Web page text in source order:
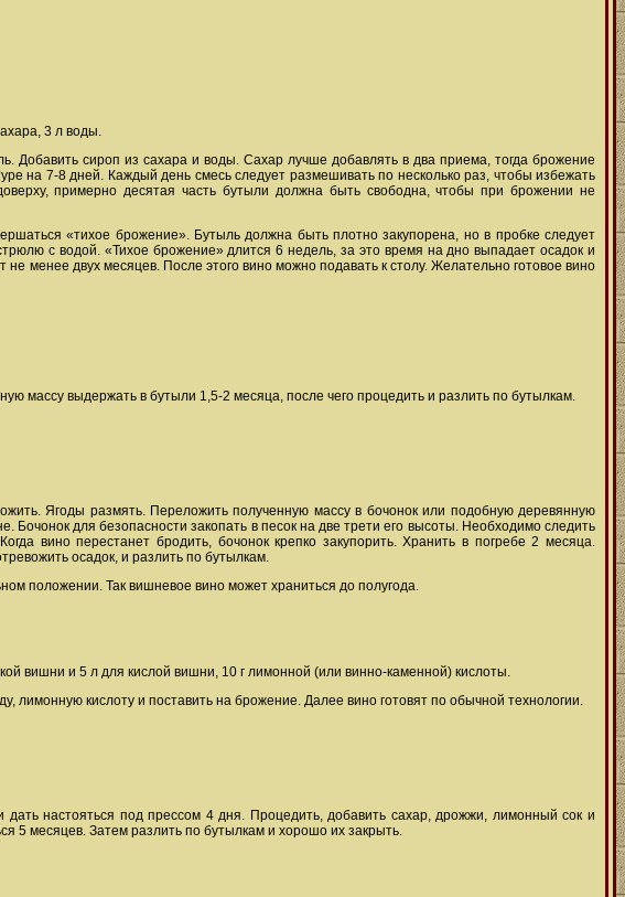
3 л воды.
Добавить сироп из сахара и воды. Сахар лучше добавлять в два приема, тогда брожение
на 7-8 дней. Каждый день смесь следует размешивать по несколько раз, чтобы избежать
примерно десятая часть бутыли должна быть свободна, чтобы при брожении не
«тихое брожение». Бутыль должна быть плотно закупорена, но в пробке следует
с водой. «Тихое брожение» длится 6 недель, за это время на дно выпадает осадок и
менее двух месяцев. После этого вино можно подавать к столу. Желательно готовое вино
массу выдержать в бутыли 1,5-2 месяца, после чего процедить и разлить по бутылкам.
Ягоды размять. Переложить полученную массу в бочонок или подобную деревянную
Бочонок для безопасности закопать в песок на две трети его высоты. Необходимо следить
вино перестанет бродить, бочонок крепко закупорить. Хранить в погребе 2 месяца.
осадок, и разлить по бутылкам.
положении. Так вишневое вино может храниться до полугода.
вишни и 5 л для кислой вишни, 10 г лимонной (или винно-каменной) кислоты.
лимонную кислоту и поставить на брожение. Далее вино готовят по обычной технологии.
настояться под прессом 4 дня. Процедить, добавить сахар, дрожжи, лимонный сок и
5 месяцев. Затем разлить по бутылкам и хорошо их закрыть.